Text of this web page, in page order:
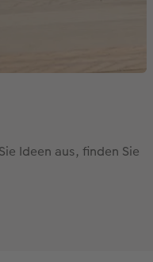
Ideen aus, finden Sie